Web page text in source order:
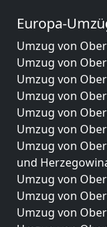
Europa-
Umzug von
Umzug von
Umzug von
Umzug von
Umzug von
Umzug von
Umzug von
und
Umzug von
Umzug von
Umzug von